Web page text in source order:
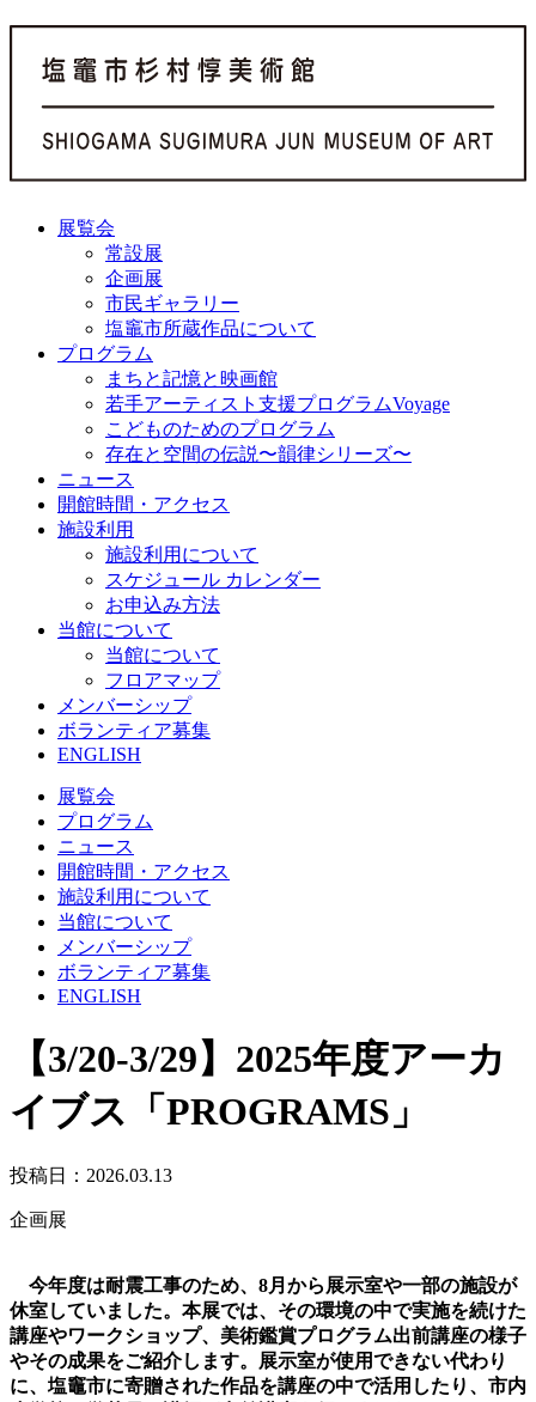
展覧会
常設展
企画展
市民ギャラリー
塩竈市所蔵作品について
プログラム
まちと記憶と映画館
若手アーティスト支援プログラムVoyage
こどものためのプログラム
存在と空間の伝説〜韻律シリーズ〜
ニュース
開館時間・アクセス
施設利用
施設利用について
スケジュール カレンダー
お申込み方法
当館について
当館について
フロアマップ
メンバーシップ
ボランティア募集
ENGLISH
展覧会
プログラム
ニュース
開館時間・アクセス
施設利用について
当館について
メンバーシップ
ボランティア募集
ENGLISH
【3/20-3/29】2025年度アーカ
イブス「PROGRAMS」
投稿日：2026.03.13
企画展
今年度は耐震工事のため、8月から展示室や一部の施設が
休室していました。本展では、その環境の中で実施を続けた
講座やワークショップ、美術鑑賞プログラム出前講座の様子
やその成果をご紹介します。展示室が使用できない代わり
に、塩竈市に寄贈された作品を講座の中で活用したり、市内